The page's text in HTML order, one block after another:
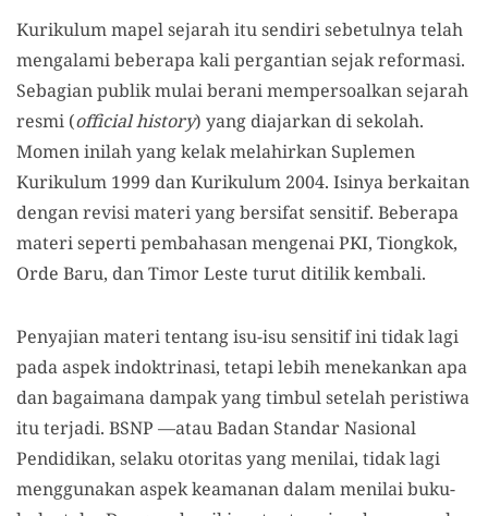
Kurikulum mapel sejarah itu sendiri sebetulnya telah
mengalami beberapa kali pergantian sejak reformasi.
Sebagian publik mulai berani mempersoalkan sejarah
resmi (official history) yang diajarkan di sekolah.
Momen inilah yang kelak melahirkan Suplemen
Kurikulum 1999 dan Kurikulum 2004. Isinya berkaitan
dengan revisi materi yang bersifat sensitif. Beberapa
materi seperti pembahasan mengenai PKI, Tiongkok,
Orde Baru, dan Timor Leste turut ditilik kembali.
Penyajian materi tentang isu-isu sensitif ini tidak lagi
pada aspek indoktrinasi, tetapi lebih menekankan apa
dan bagaimana dampak yang timbul setelah peristiwa
itu terjadi. BSNP —atau Badan Standar Nasional
Pendidikan, selaku otoritas yang menilai, tidak lagi
menggunakan aspek keamanan dalam menilai buku-